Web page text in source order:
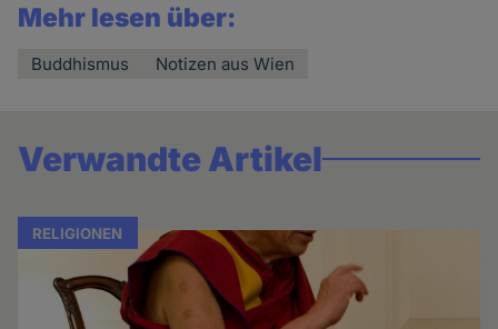
Mehr lesen über:
Buddhismus Notizen aus Wien
Verwandte Artikel
RELIGIONEN